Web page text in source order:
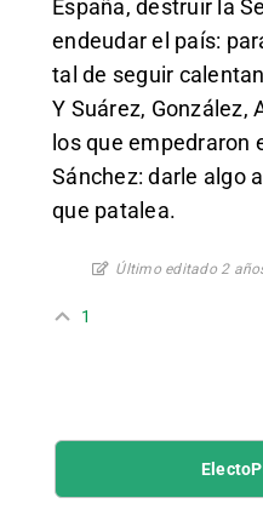
España, destruir la
endeudar el país:
tal de seguir
Y Suárez, González,
los que empedraron
Sánchez: darle algo
que patalea.
Último editado 2
1